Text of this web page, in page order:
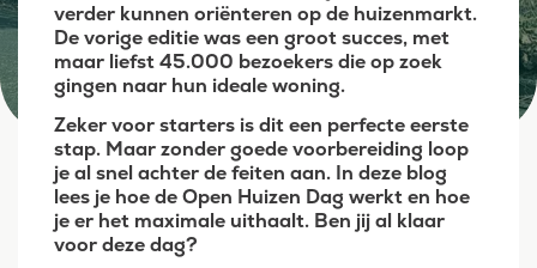
verder kunnen oriënteren op de huizenmarkt.
De vorige editie was een groot succes, met
maar liefst 45.000 bezoekers die op zoek
gingen naar hun ideale woning.
Zeker voor starters is dit een perfecte eerste
stap. Maar zonder goede voorbereiding loop
je al snel achter de feiten aan. In deze blog
lees je hoe de Open Huizen Dag werkt en hoe
je er het maximale uithaalt. Ben jij al klaar
voor deze dag?